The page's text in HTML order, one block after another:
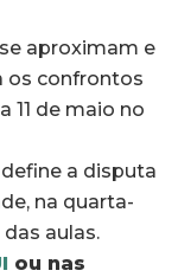
se aproximam e
os confrontos
11 de maio no
a disputa
na quarta-
aulas.
ou nas